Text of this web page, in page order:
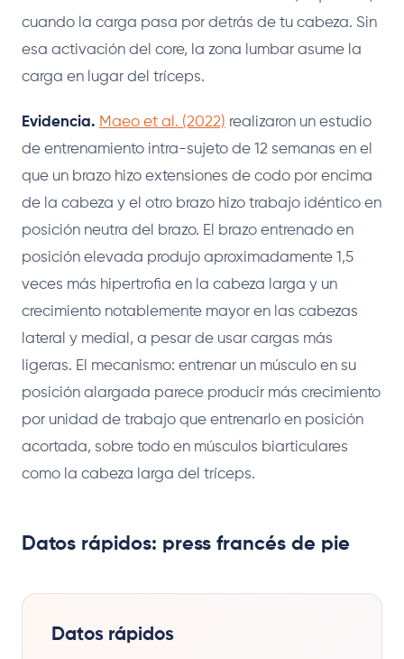
cuando la carga pasa por detrás de tu cabeza. Sin
esa activación del core, la zona lumbar asume la
carga en lugar del tríceps.
Evidencia. Maeo et al. (2022) realizaron un estudio
de entrenamiento intra-sujeto de 12 semanas en el
que un brazo hizo extensiones de codo por encima
de la cabeza y el otro brazo hizo trabajo idéntico en
posición neutra del brazo. El brazo entrenado en
posición elevada produjo aproximadamente 1,5
veces más hipertrofia en la cabeza larga y un
crecimiento notablemente mayor en las cabezas
lateral y medial, a pesar de usar cargas más
ligeras. El mecanismo: entrenar un músculo en su
posición alargada parece producir más crecimiento
por unidad de trabajo que entrenarlo en posición
acortada, sobre todo en músculos biarticulares
como la cabeza larga del tríceps.
Datos rápidos: press francés de pie
Datos rápidos